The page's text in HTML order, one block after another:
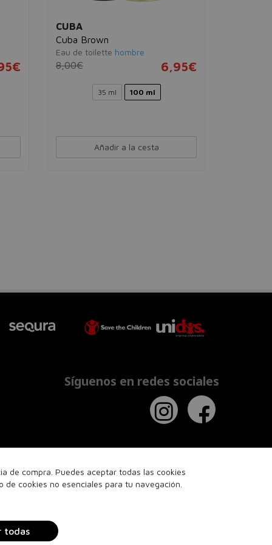
CUBA
Cuba Brown
Eau de toilette hombre
8,00€ 6,95€
35 ml 100 ml
Añadir a la cesta
de compra. Puedes aceptar todas las cookies
cookies no esenciales para tu navegación.
todas
Síguenos en redes sociales